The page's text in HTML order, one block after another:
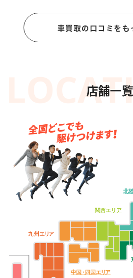
車買取の口コミをも
店舗一覧
北
関西エリア
中 国・四国 エリア
九州 エリア